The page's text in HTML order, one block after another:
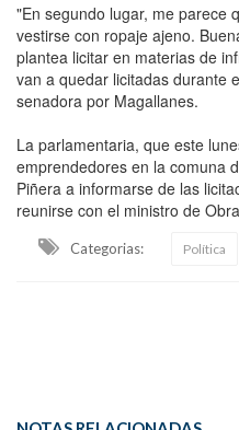
"En segundo lugar, me parece
vestirse con ropaje ajeno.
plantea licitar en materias de
van a quedar licitadas durante
senadora por Magallanes.
La parlamentaria, que este
emprendedores en la comuna
Piñera a informarse de las
reunirse con el ministro de
Categorias: Política